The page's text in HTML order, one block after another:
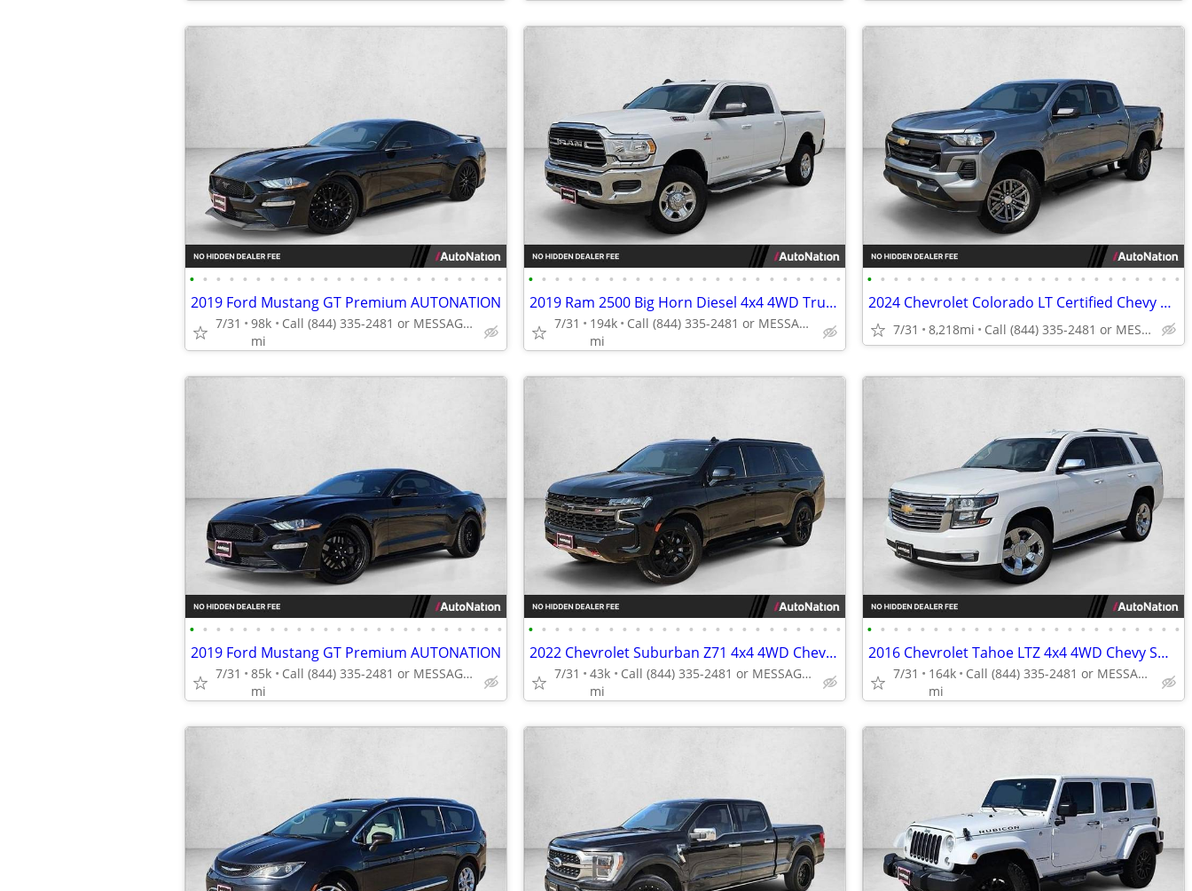
• • • • • • • • • • • • • • • • • • • • • • • •
2019 Ford Mustang GT Premium AUTONATION
7/31
98k
mi
Call (844) 335-2481 or MESSAGE/CHAT to confirm availability
• • • • • • • • • • • • • • • • • • • • • • • •
2019 Ram 2500 Big Horn Diesel 4x4 4WD Truck Dodge Crew cab AUTONATION
7/31
194k
mi
Call (844) 335-2481 or MESSAGE/CHAT to confirm availability
• • • • • • • • • • • • • • • • • • • • • • • •
2024 Chevrolet Colorado LT Certified Chevy Truck Crew cab AUTONATION
7/31 8,218mi Call (844) 335-2481 or MESSAGE/CHAT to confirm availability
• • • • • • • • • • • • • • • • • • • • • • • •
2019 Ford Mustang GT Premium AUTONATION
7/31
85k
mi
Call (844) 335-2481 or MESSAGE/CHAT to confirm availability
• • • • • • • • • • • • • • • • • • • • • • • •
2022 Chevrolet Suburban Z71 4x4 4WD Chevy SUV AUTONATION
7/31
43k
mi
Call (844) 335-2481 or MESSAGE/CHAT to confirm availability
• • • • • • • • • • • • • • • • • • • • • • • •
2016 Chevrolet Tahoe LTZ 4x4 4WD Chevy SUV AUTONATION
7/31
164k
mi
Call (844) 335-2481 or MESSAGE/CHAT to confirm availability